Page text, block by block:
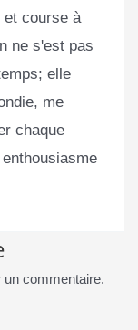
course à
ne s'est pas
elle
me
chaque
commentaire.